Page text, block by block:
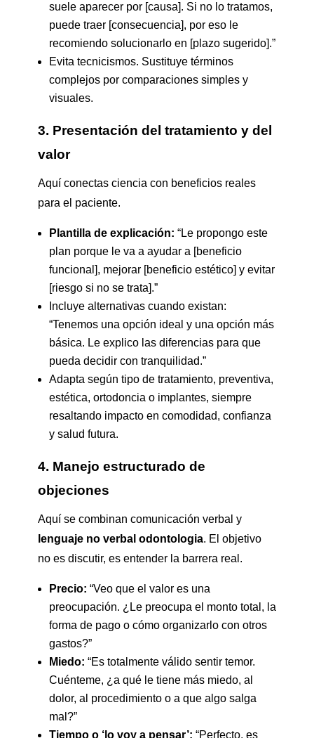
suele aparecer por [causa]. Si no lo tratamos,
puede traer [consecuencia], por eso le
recomiendo solucionarlo en [plazo sugerido].”
Evita tecnicismos. Sustituye términos
complejos por comparaciones simples y
visuales.
3. Presentación del tratamiento y del
valor
Aquí conectas ciencia con beneficios reales
para el paciente.
Plantilla de explicación: “Le propongo este
plan porque le va a ayudar a [beneficio
funcional], mejorar [beneficio estético] y evitar
[riesgo si no se trata].”
Incluye alternativas cuando existan:
“Tenemos una opción ideal y una opción más
básica. Le explico las diferencias para que
pueda decidir con tranquilidad.”
Adapta según tipo de tratamiento, preventiva,
estética, ortodoncia o implantes, siempre
resaltando impacto en comodidad, confianza
y salud futura.
4. Manejo estructurado de
objeciones
Aquí se combinan comunicación verbal y
lenguaje no verbal odontologia. El objetivo
no es discutir, es entender la barrera real.
Precio: “Veo que el valor es una
preocupación. ¿Le preocupa el monto total, la
forma de pago o cómo organizarlo con otros
gastos?”
Miedo: “Es totalmente válido sentir temor.
Cuénteme, ¿a qué le tiene más miedo, al
dolor, al procedimiento o a que algo salga
mal?”
Tiempo o ‘lo voy a pensar’: “Perfecto, es